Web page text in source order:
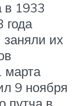
в 1933
года
их
марта
9 ноября